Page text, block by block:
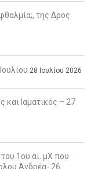
της Δρος
28 Ιουλίου 2026
Ιαματικός – 27
1ου αι. μΧ που
Ανδρέα- 26